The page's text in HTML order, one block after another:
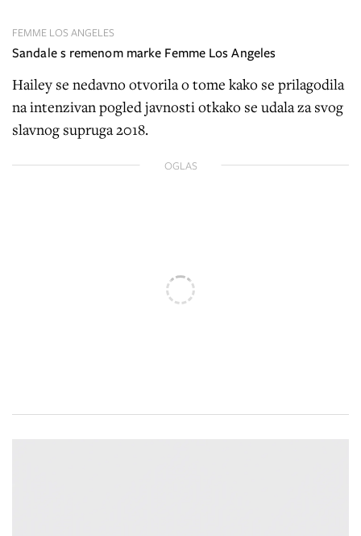
Sandale s remenom marke Femme Los Angeles
FEMME LOS ANGELES
Hailey se nedavno otvorila o tome kako se prilagodila
na intenzivan pogled javnosti otkako se udala za svog
slavnog supruga 2018.
OGLAS